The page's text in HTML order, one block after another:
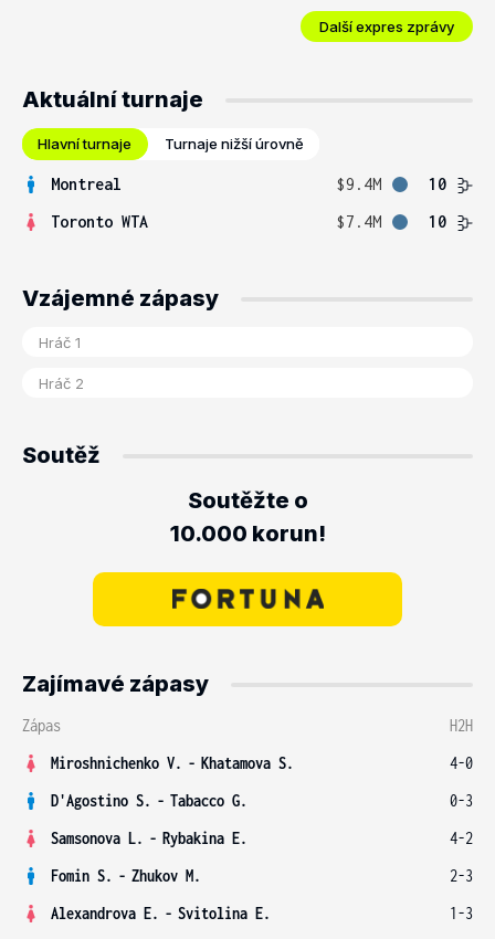
Další expres zprávy
Aktuální turnaje
Hlavní turnaje Turnaje nižší úrovně
Montreal $9.4M
10
Toronto WTA
$7.4M 10
Vzájemné zápasy
Soutěž
Soutěžte o
10.000 korun!
Zajímavé zápasy
Zápas
H2H
Miroshnichenko V. - Khatamova S.
4-0
D'Agostino S. - Tabacco G.
0-3
Samsonova L. - Rybakina E.
4-2
Fomin S. - Zhukov M.
2-3
Alexandrova E. - Svitolina E.
1-3